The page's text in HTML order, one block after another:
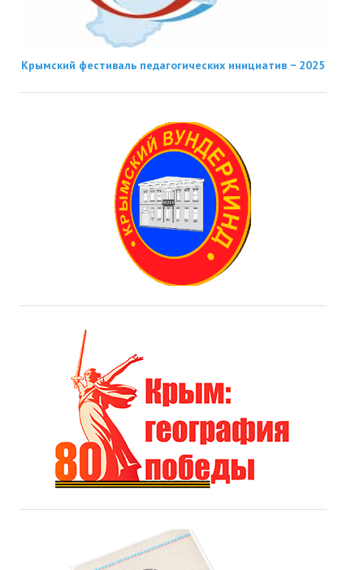
Крымский фестиваль педагогических инициатив − 2025